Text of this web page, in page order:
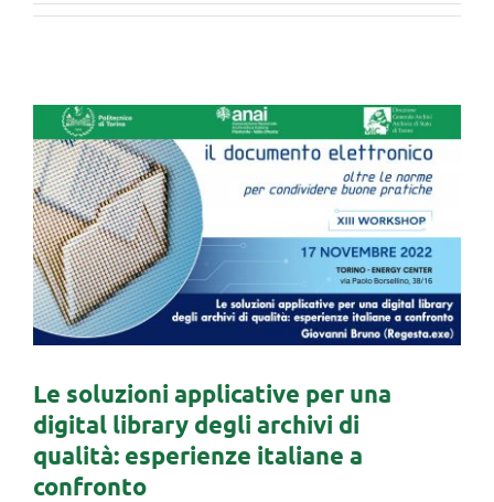
Le soluzioni applicative per
una digital library degli
archivi di qualità: esperienze
italiane a confronto
Le soluzioni applicative per una
digital library degli archivi di
qualità: esperienze italiane a
confronto